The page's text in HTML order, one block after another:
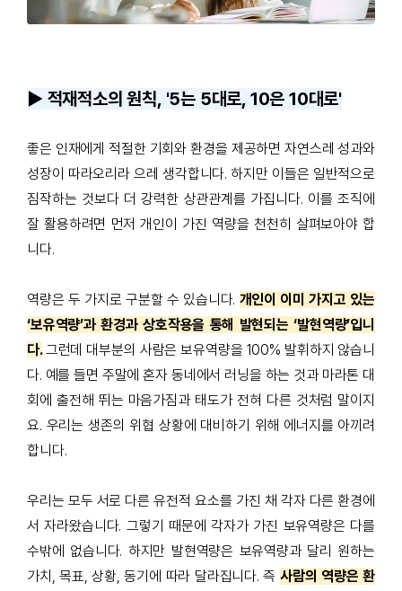
▶️ 적재적소의 원칙, '5는 5대로, 10은 10대로'
좋은 인재에게 적절한 기회와 환경을 제공하면 자연스레 성과와
성장이 따라오리라 으레 생각합니다.하지만 이들은 일반적으로
짐작하는 것보다 더 강력한 상관관계를 가집니다. 이를 조직에
잘 활용하려면 먼저 개인이 가진 역량을 천천히 살펴보아야 합
니다.
역량은 두 가지로 구분할 수 있습니다. 개인이 이미 가지고 있는
‘보유역량’과 환경과 상호작용을 통해 발현되는 ‘발현역량’입니
다. 그런데 대부분의 사람은 보유역량을 100% 발휘하지 않습니
다. 예를 들면 주말에 혼자 동네에서 러닝을 하는 것과 마라톤 대
회에 출전해 뛰는 마음가짐과 태도가 전혀 다른 것처럼 말이지
요. 우리는 생존의 위협 상황에 대비하기 위해 에너지를 아끼려
합니다.
우리는 모두 서로 다른 유전적 요소를 가진 채 각자 다른 환경에
서 자라왔습니다. 그렇기 때문에 각자가 가진 보유역량은 다를
수밖에 없습니다. 하지만 발현역량은 보유역량과 달리 원하는
가치,목표,상황,동기에 따라 달라집니다.즉 사람의 역량은 환